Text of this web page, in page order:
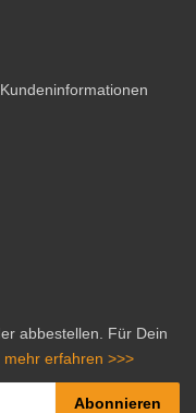
abbestellen. Für Dein
mehr erfahren >>>
Abonnieren